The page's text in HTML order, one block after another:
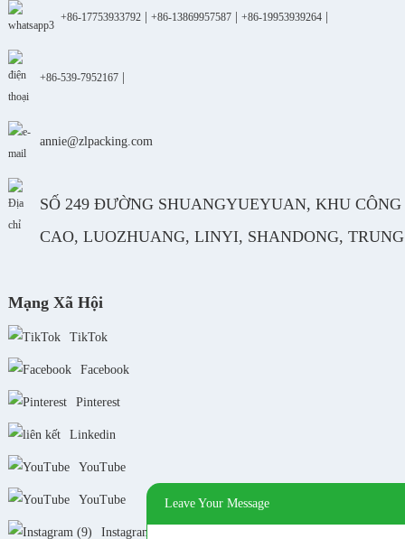
+86-17753933792| +86-13869957587| +86-19953939264|
+86-539-7952167|
annie@zlpacking.com
SỐ 249 ĐƯỜNG SHUANGYUEYUAN, KHU CÔNG
CAO, LUOZHUANG, LINYI, SHANDONG,
Mạng Xã Hội
TikTok
Facebook
Pinterest
Linkedin
YouTube
YouTube
Instagram
Leave Your Message